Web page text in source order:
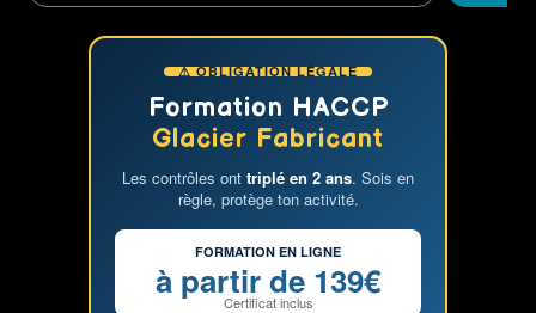
⚠ OBLIGATION LÉGALE
Formation HACCP
Glacier Fabricant
Les contrôles ont triplé en 2 ans. Sois en
règle, protège ton activité.
FORMATION EN LIGNE
à partir de 139€
Certificat inclus